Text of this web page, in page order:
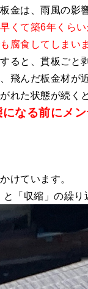
金は、雨風の影
くて築6年くら
腐食してしまい
ると、貫板ごと
飛んだ板金材が
れた状態が続くと
なる前にメ
けています。
「収縮」の繰り